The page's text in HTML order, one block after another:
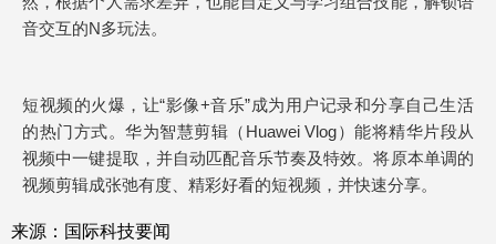
音交互的N多玩法。
短视频的火爆，让“影像+音乐”成为用户记录和分享自己生活
的热门方式。华为智慧剪辑（Huawei Vlog）能将精华片段从
视频中一键提取，并自动匹配音乐节奏及特效。将原本单调的
视频剪辑成张弛有度、精彩好看的短视频，并快速分享。
来源：国际科技要闻